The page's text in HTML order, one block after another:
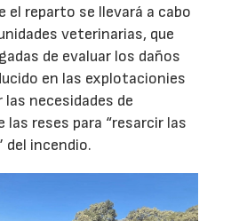
el reparto se llevará a cabo
veterinarias, que
de evaluar los daños
en las explotacionies
las necesidades de
reses para “resarcir las
del incendio.